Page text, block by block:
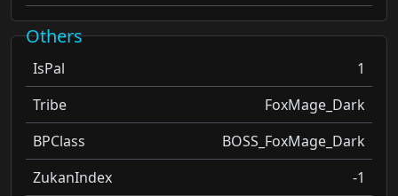
Others
IsPal
1
Tribe
FoxMage_Dark
BPClass
BOSS_FoxMage_Dark
ZukanIndex
-1